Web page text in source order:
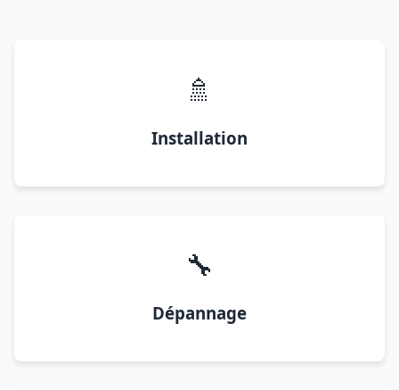
🚿
Installation
🔧
Dépannage